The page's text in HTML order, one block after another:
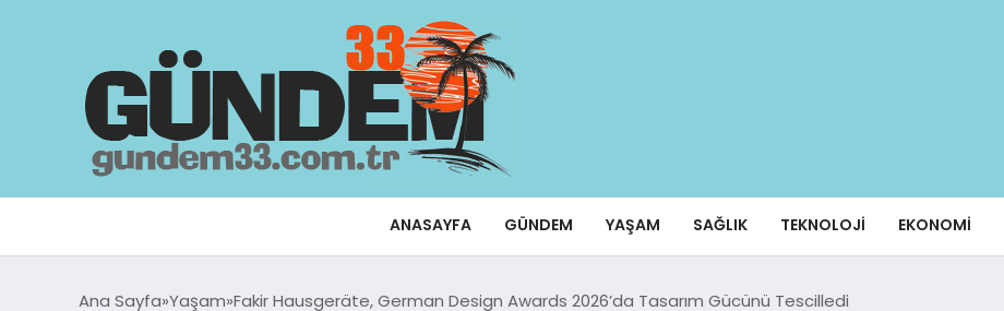
ANASAYFA GÜNDEM YAŞAM SAĞLIK TEKNOLOJI EKONOMI
Ana Sayfa Yaşam Fakir Hausgeräte, German Design Awards 2026’da Tasarım Gücünü Tescilledi